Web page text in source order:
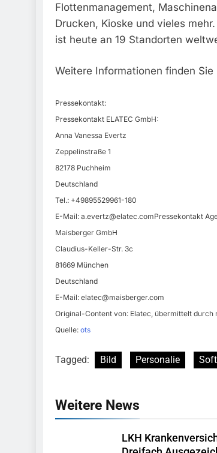
Flottenmanagement,
Drucken, Kioske und vieles
ist heute an 19 Standorten
Weitere Informationen finden
Pressekontakt:
Pressekontakt ELATEC GmbH:
Anna Vanessa Evertz
Zeppelinstraße 1
82178 Puchheim
Deutschland
Tel.: +49895529961-180
E-Mail: a.evertz@elatec.comPressekontakt
Maisberger GmbH
Claudius-Keller-Str. 3c
81669 München
Deutschland
E-Mail: elatec@maisberger.com
Original-Content von: Elatec, übermittelt durch
Quelle: ots
Tagged: Bild Personalie
Weitere News
LKH